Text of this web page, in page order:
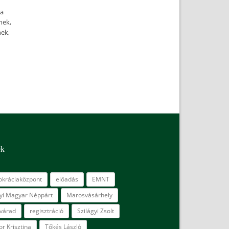
előadás
EMNT
Magyar Néppárt
Marosvásárhely
regisztráció
Szilágyi Zsolt
Krisztina
Tőkés László